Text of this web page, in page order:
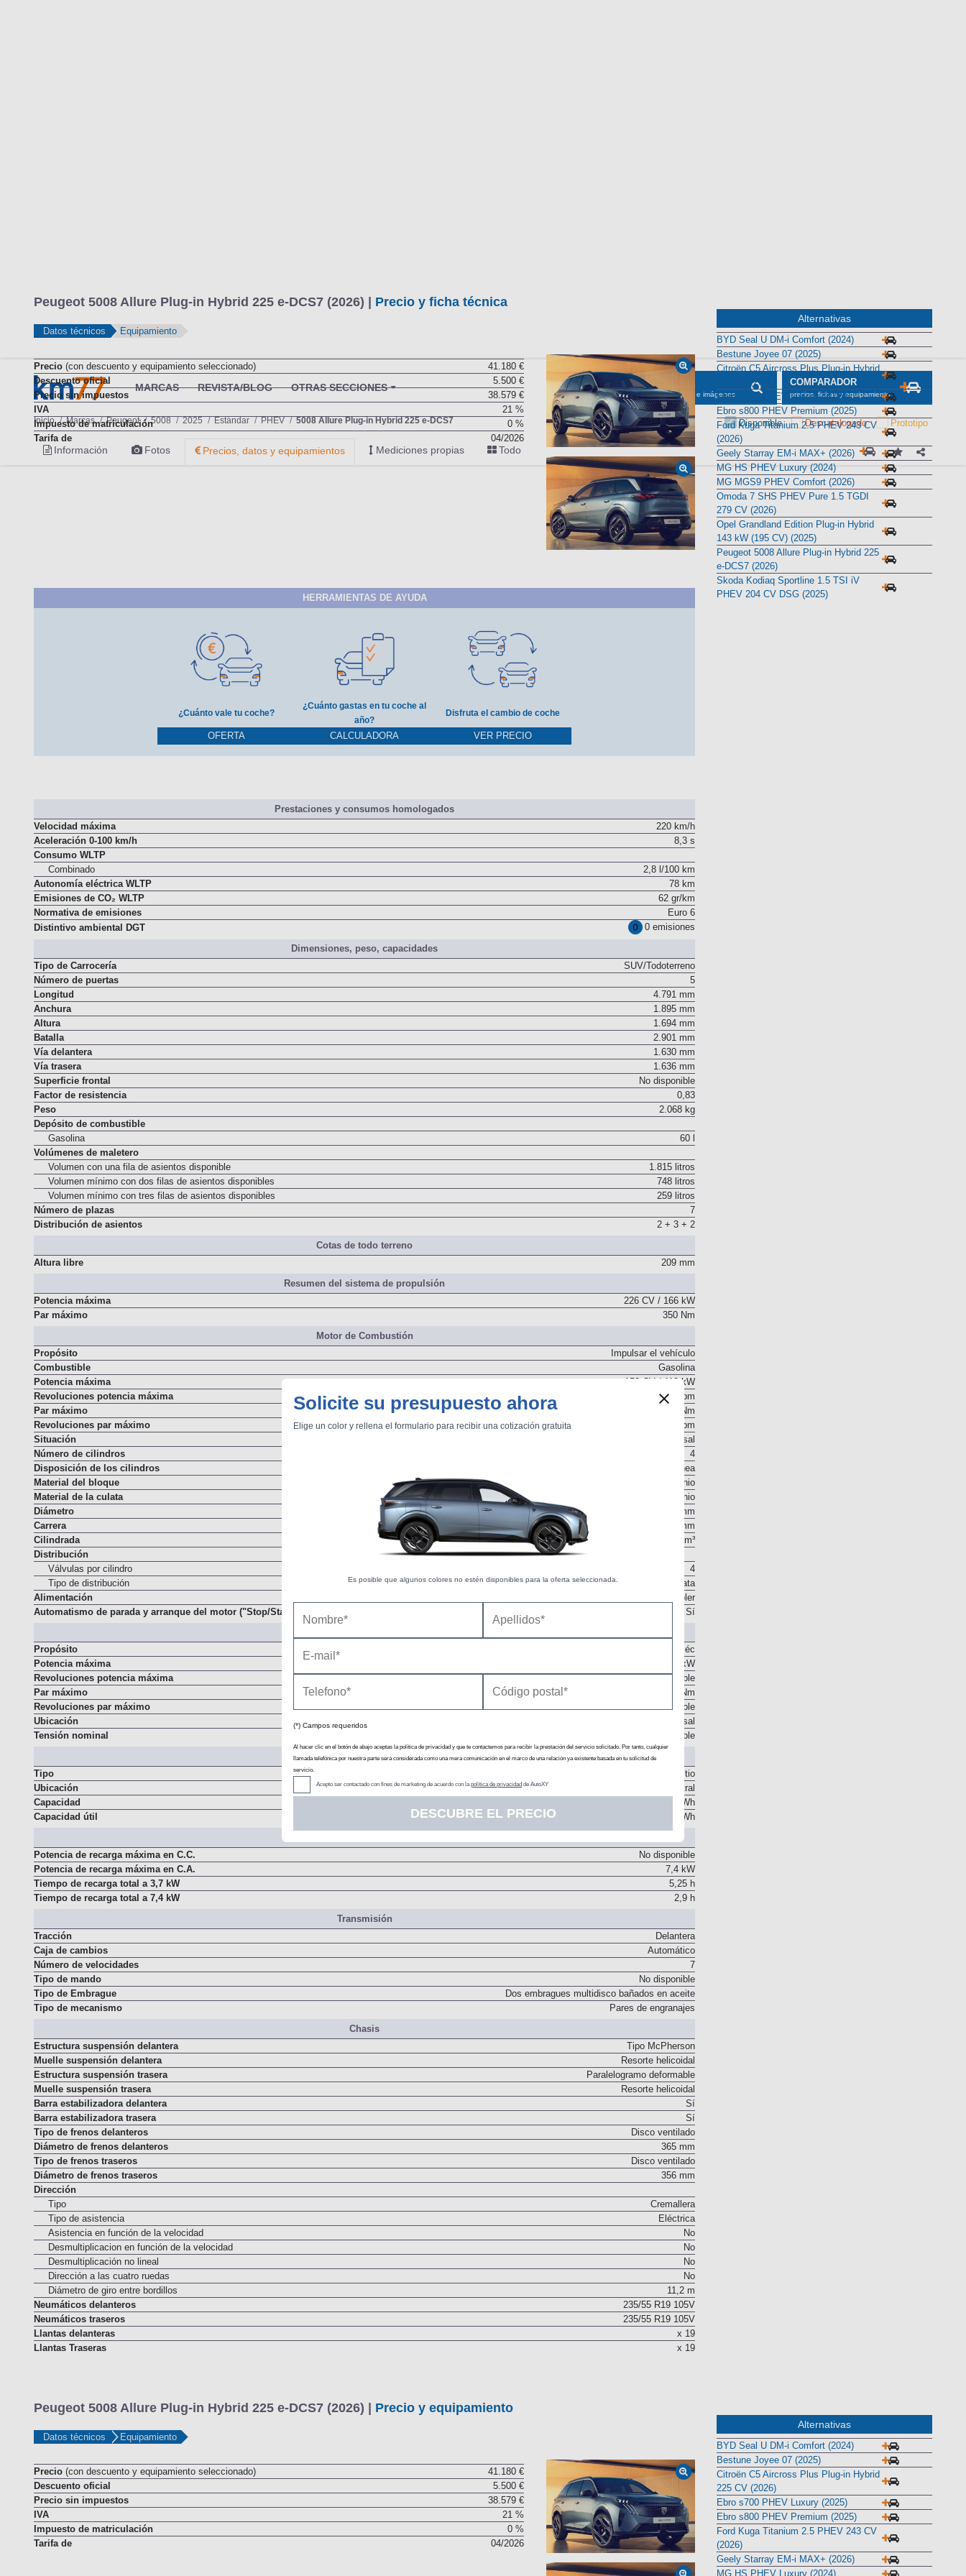
Solicite su presupuesto ahora
Elige un color y rellena el formulario para recibir una cotización gratuita
Es posible que algunos colores no estén disponibles para la oferta seleccionada.
(*) Campos requeridos
Al hacer clic en el botón de abajo aceptas la política de privacidad y que te contactemos para recibir la prestación del servicio solicitado. Por tanto, cualquier
llamada telefónica por nuestra parte será considerada como una mera comunicación en el marco de una relación ya existente basada en tu solicitud de
servicio.
Acepto ser contactado con fines de marketing de acuerdo con la política de privacidad de AutoXY
DESCUBRE EL PRECIO
MARCAS REVISTA/BLOG OTRAS SECCIONES BUSCADOR
informaciones, fichas e imágenes
COMPARADOR
precios, fichas y equipamiento
Inicio Marcas Peugeot 5008 2025 Estándar PHEV 5008 Allure Plug-in Hybrid 225 e-DCS7 Disponible Prototipo
Peugeot 5008 Allure Plug-in Hybrid 225 e-DCS7 (2026) | Precio y ficha técnica
Precio(con descuento y equipamiento seleccionado)
41.180 €
Descuento oficial
5.500 €
Precio sin impuestos
38.579 €
IVA
21 %
Impuesto de matriculación
0 %
Tarifa de
04/2026
HERRAMIENTAS DE AYUDA
OFERTA
¿Cuánto gastas en tu coche al
año?
CALCULADORA VER PRECIO
Prestaciones y consumos homologados
Velocidad máxima
220 km/h
Aceleración 0-100 km/h
Consumo WLTP
Combinado
2,8 l/100 km
Autonomía eléctrica WLTP
78 km
Emisiones de CO₂ WLTP
62 gr/km
Normativa de emisiones
Euro 6
Dimensiones, peso, capacidades
Tipo de Carrocería
SUV/Todoterreno
Número de puertas
5
Longitud
4.791 mm
Anchura
1.895 mm
Altura
1.694 mm
Batalla
2.901 mm
Vía delantera
1.630 mm
Vía trasera
1.636 mm
Superficie frontal
No disponible
Factor de resistencia
0,83
Peso
Depósito de combustible
Gasolina
Volúmenes de maletero
Volumen con una fila de asientos disponible
1.815 litros
Volumen mínimo con dos filas de asientos disponibles
748 litros
Volumen mínimo con tres filas de asientos disponibles
259 litros
Número de plazas
7
Cotas de todo terreno
Resumen del sistema de propulsión
Potencia máxima
226 CV / 166 kW
Motor de Combustión
Propósito
Impulsar el vehículo
Combustible
Gasolina
Potencia máxima
150 CV / 110 kW
Revoluciones potencia máxima
5.500 rpm
Par máximo
300 Nm
Revoluciones par máximo
2.000 rpm
Situación
Delantero transversal
Número de cilindros
4
Disposición de los cilindros
En línea
Material del bloque
Aluminio
Material de la culata
Aluminio
Diámetro
77 mm
Carrera
85,8 mm
Cilindrada
Distribución
Válvulas por cilindro
4
Tipo de distribución
Dos árboles de levas en la culata
Alimentación
Inyección directa. Turbo. Intercooler
Propósito
Impulsar al vehículo / generar corriente eléc
Potencia máxima
125 CV / 92 kW
Revoluciones potencia máxima
No disponible
Par máximo
118 Nm
Revoluciones par máximo
No disponible
Ubicación
Delantero transversal
No disponible
Tipo
Acumulador de iones de litio
Ubicación
Central
Capacidad
21,5 kWh
17,8 kWh
Alimentadores
Potencia de recarga máxima en C.C.
No disponible
Potencia de recarga máxima en C.A.
7,4 kW
Tiempo de recarga total a 3,7 kW
5,25 h
Transmisión
Tracción
Delantera
Caja de cambios
Automático
Número de velocidades
7
Tipo de mando
No disponible
Tipo de Embrague
Dos embragues multidisco bañados en aceite
Chasis
Estructura suspensión delantera
Tipo McPherson
Muelle suspensión delantera
Resorte helicoidal
Estructura suspensión trasera
Paralelogramo deformable
Muelle suspensión trasera
Resorte helicoidal
Barra estabilizadora delantera
Sí
Barra estabilizadora trasera
Sí
Tipo de frenos delanteros
Disco ventilado
Diámetro de frenos delanteros
365 mm
Tipo de frenos traseros
Disco ventilado
Diámetro de frenos traseros
Dirección
Tipo
Cremallera
Tipo de asistencia
Eléctrica
Asistencia en función de la velocidad
No
Desmultiplicacion en función de la velocidad
No
Desmultiplicación no lineal
No
Dirección a las cuatro ruedas
No
Diámetro de giro entre bordillos
11,2 m
Neumáticos delanteros
235/55 R19 105V
Neumáticos traseros
235/55 R19 105V
Llantas delanteras
x 19
Alternativas
BYD Seal U DM-i Comfort (2024)
Bestune Joyee 07 (2025)
Citroën C5 Aircross Plus Plug-in Hybrid
225 CV (2026)
Ebro s700 PHEV Luxury (2025)
Ebro s800 PHEV Premium (2025)
Ford Kuga Titanium 2.5 PHEV 243 CV
(2026)
Geely Starray EM-i MAX+ (2026)
MG HS PHEV Luxury (2024)
MG MGS9 PHEV Comfort (2026)
Omoda 7 SHS PHEV Pure 1.5 TGDI
279 CV (2026)
Opel Grandland Edition Plug-in Hybrid
143 kW (195 CV) (2025)
Peugeot 5008 Allure Plug-in Hybrid 225
e-DCS7 (2026)
Skoda Kodiaq Sportline 1.5 TSI iV
Peugeot 5008 Allure Plug-in Hybrid 225 e-DCS7 (2026) | Precio y equipamiento
Precio(con descuento y equipamiento seleccionado)
41.180 €
Descuento oficial
5.500 €
Precio sin impuestos
38.579 €
IVA
21 %
Impuesto de matriculación
0 %
Alternativas
BYD Seal U DM-i Comfort (2024)
Bestune Joyee 07 (2025)
Citroën C5 Aircross Plus Plug-in Hybrid
225 CV (2026)
Ebro s700 PHEV Luxury (2025)
Ebro s800 PHEV Premium (2025)
Ford Kuga Titanium 2.5 PHEV 243 CV
(2026)
Geely Starray EM-i MAX+ (2026)